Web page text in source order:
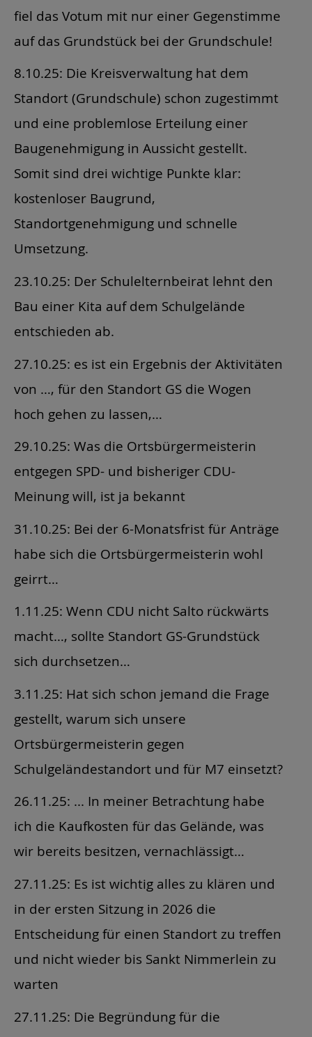
fiel das Votum mit nur einer Gegenstimme
auf das Grundstück bei der Grundschule!
8.10.25: Die Kreisverwaltung hat dem
Standort (Grundschule) schon zugestimmt
und eine problemlose Erteilung einer
Baugenehmigung in Aussicht gestellt.
Somit sind drei wichtige Punkte klar:
kostenloser Baugrund,
Standortgenehmigung und schnelle
Umsetzung.
23.10.25: Der Schulelternbeirat lehnt den
Bau einer Kita auf dem Schulgelände
entschieden ab.
27.10.25: es ist ein Ergebnis der Aktivitäten
von …, für den Standort GS die Wogen
hoch gehen zu lassen,…
29.10.25: Was die Ortsbürgermeisterin
entgegen SPD- und bisheriger CDU-
Meinung will, ist ja bekannt
31.10.25: Bei der 6-Monatsfrist für Anträge
habe sich die Ortsbürgermeisterin wohl
geirrt…
1.11.25: Wenn CDU nicht Salto rückwärts
macht…, sollte Standort GS-Grundstück
sich durchsetzen…
3.11.25: Hat sich schon jemand die Frage
gestellt, warum sich unsere
Ortsbürgermeisterin gegen
Schulgeländestandort und für M7 einsetzt?
26.11.25: ... In meiner Betrachtung habe
ich die Kaufkosten für das Gelände, was
wir bereits besitzen, vernachlässigt…
27.11.25: Es ist wichtig alles zu klären und
in der ersten Sitzung in 2026 die
Entscheidung für einen Standort zu treffen
und nicht wieder bis Sankt Nimmerlein zu
warten
27.11.25: Die Begründung für die